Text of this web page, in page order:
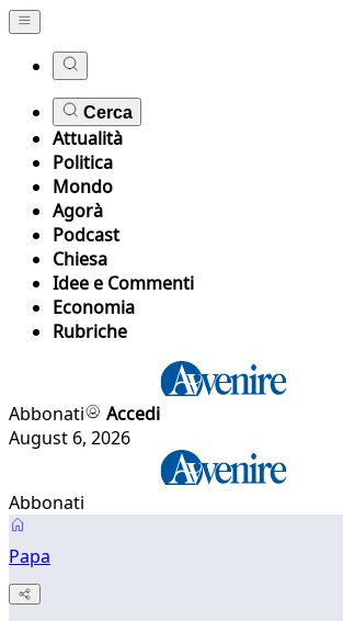
Cerca
Attualità
Politica
Mondo
Agorà
Podcast
Chiesa
Idee e Commenti
Economia
Rubriche
Abbonati
Accedi
August 6, 2026
Abbonati
Papa